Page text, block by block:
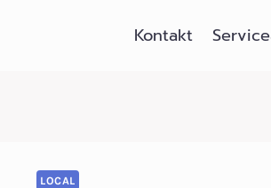
Kontakt
LOCAL